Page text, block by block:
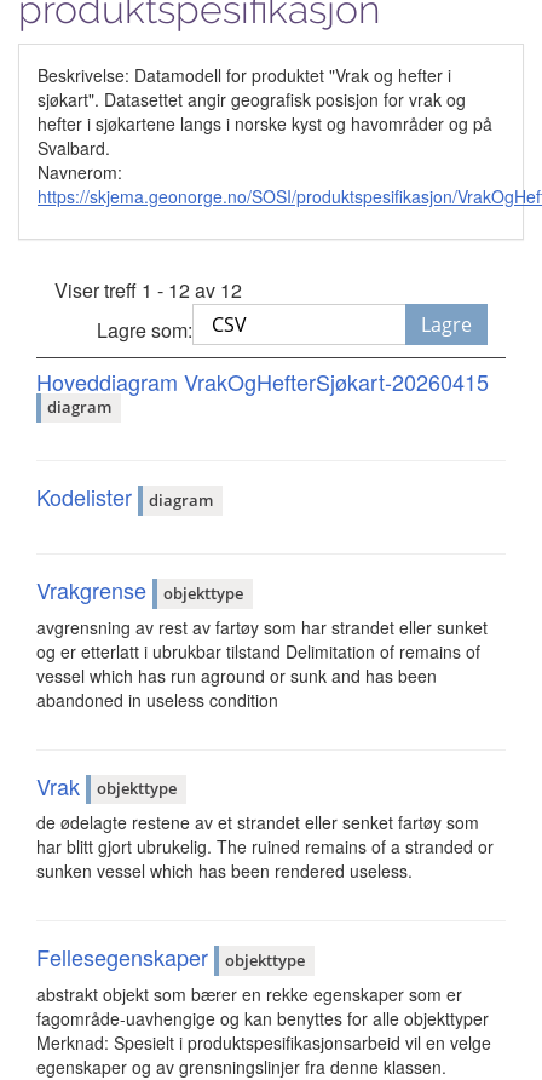
Beskrivelse: Datamodell for produktet "Vrak og hefter i
sjøkart". Datasettet angir geografisk posisjon for vrak og
hefter i sjøkartene langs i norske kyst og havområder og på
Svalbard.
Navnerom:
https://skjema.geonorge.no/SOSI/produktspesifikasjon/
Viser treff 1 - 12 av 12
Lagre som:
Lagre
Hoveddiagram VrakOgHefterSjøkart-20260415
diagram
Kodelister diagram
Vrakgrense objekttype
avgrensning av rest av fartøy som har strandet eller sunket
og er etterlatt i ubrukbar tilstand Delimitation of remains of
vessel which has run aground or sunk and has been
abandoned in useless condition
Vrak objekttype
de ødelagte restene av et strandet eller senket fartøy som
har blitt gjort ubrukelig. The ruined remains of a stranded or
sunken vessel which has been rendered useless.
Fellesegenskaper objekttype
abstrakt objekt som bærer en rekke egenskaper som er
fagområde-uavhengige og kan benyttes for alle objekttyper
Merknad: Spesielt i produktspesifikasjonsarbeid vil en velge
egenskaper og av grensningslinjer fra denne klassen.